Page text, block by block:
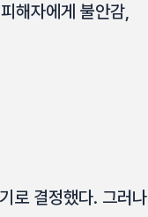
해자에게 불안감,
로 결정했다. 그러나